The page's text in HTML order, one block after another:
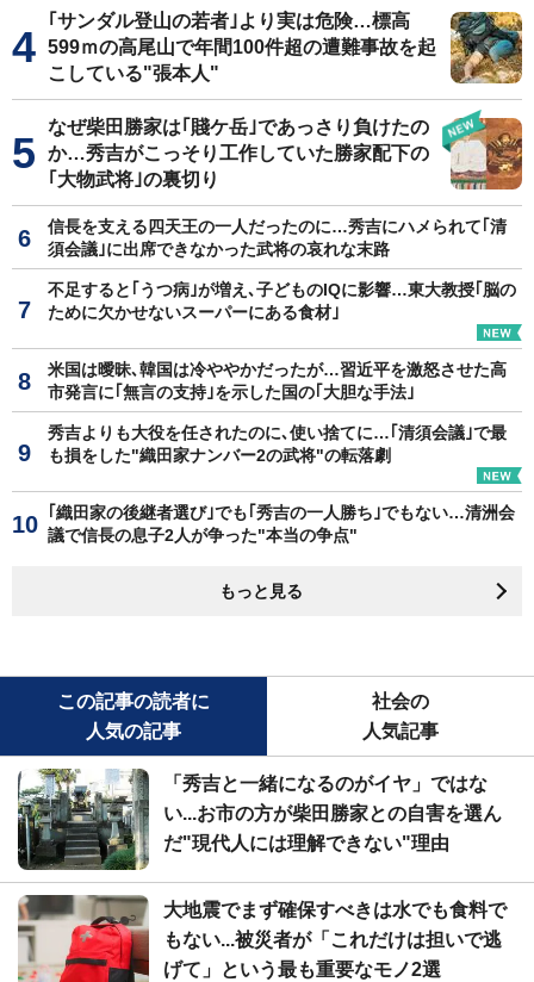
｢サンダル登山の若者｣より実は危険…標高
599ｍの高尾山で年間100件超の遭難事故を起
こしている"張本人"
なぜ柴田勝家は｢賤ケ岳｣であっさり負けたの
か…秀吉がこっそり工作していた勝家配下の
｢大物武将｣の裏切り
信長を支える四天王の一人だったのに…秀吉にハメられて｢清
須会議｣に出席できなかった武将の哀れな末路
不足すると｢うつ病｣が増え､子どものIQに影響…東大教授｢脳の
ために欠かせないスーパーにある食材｣
米国は曖昧､韓国は冷ややかだったが…習近平を激怒させた高
市発言に｢無言の支持｣を示した国の｢大胆な手法｣
秀吉よりも大役を任されたのに､使い捨てに…｢清須会議｣で最
も損をした"織田家ナンバー2の武将"の転落劇
｢織田家の後継者選び｣でも｢秀吉の一人勝ち｣でもない…清洲会
議で信長の息子2人が争った"本当の争点"
もっと見る
この記事の読者に
人気の記事
社会の
人気記事
「秀吉と一緒になるのがイヤ」ではな
い...お市の方が柴田勝家との自害を選ん
だ"現代人には理解できない"理由
大地震でまず確保すべきは水でも食料で
もない...被災者が「これだけは担いで逃
げて」という最も重要なモノ2選